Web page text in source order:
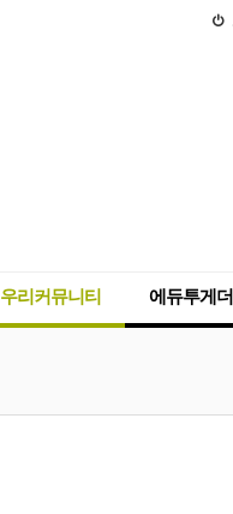
우리커뮤니티 에듀투게더